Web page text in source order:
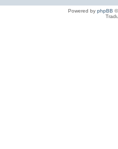
Powered by phpBB